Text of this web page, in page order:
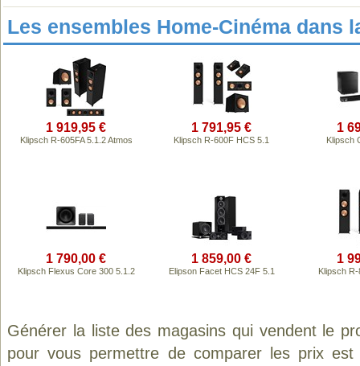
Les ensembles Home-Cinéma dans
1 919,95 €
Klipsch R-605FA 5.1.2 Atmos
1 791,95 €
Klipsch R-600F HCS 5.1
1
Klipsch
1 790,00 €
Klipsch Flexus Core 300 5.1.2
1 859,00 €
Elipson Facet HCS 24F 5.1
1
Klipsch
Générer la liste des magasins qui vendent le
pour vous permettre de comparer les prix